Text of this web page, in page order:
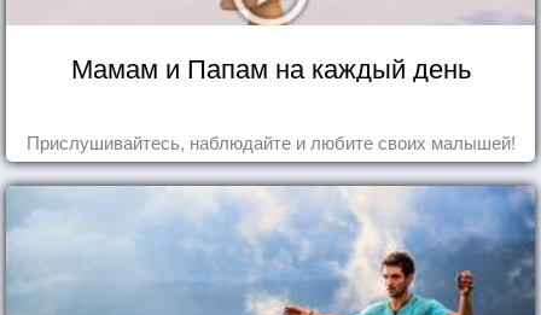
Мамам и Папам на каждый день
Прислушивайтесь, наблюдайте и любите своих малышей!